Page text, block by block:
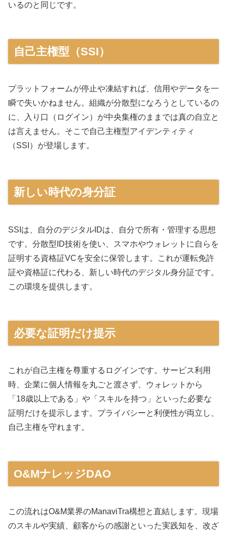
いるのと同じです。
自己主権型（SSI）
プラットフォームが停止や凍結すれば、信用やデータを一
瞬で失いかねません。組織が分散型になろうとしているの
に、入り口（ログイン）が中央集権のままでは真の自立と
は言えません。そこで自己主権型アイデンティティ
（SSI）が登場します。
新しい時代の身分証
SSIは、自分のデジタルIDは、自分で所有・管理する思想
です。分散型ID技術を使い、スマホやウォレットに自らを
証明する資格証VCを安全に保管します。これが運転免許
証や資格証に代わる、新しい時代のデジタル身分証です。
この環境を提供します。
必要な証明だけ提示
これが自己主権を尊重するログインです。サービス利用
時、企業に個人情報を丸ごと渡さず、ウォレットから
「18歳以上である」や「スキルを持つ」といった必要な
証明だけを提示します。プライバシーと利便性が両立し、
自己主権を守れます。
O&MナレッジDAO
この流れはO&M業界のManaviTra構想と直結します。現場
のスキルや実績、顧客からの感謝といった実践知を、改ざ